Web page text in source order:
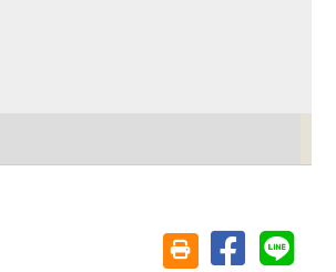
友善列印(另開視窗)
分享至臉書分享